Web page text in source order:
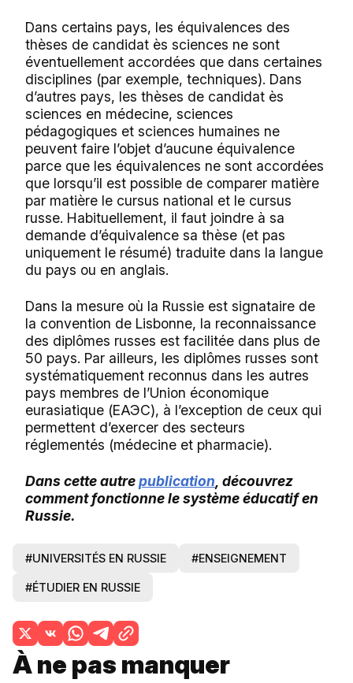
Dans certains pays, les équivalences des
thèses de candidat ès sciences ne sont
éventuellement accordées que dans certaines
disciplines (par exemple, techniques). Dans
d’autres pays, les thèses de candidat ès
sciences en médecine, sciences
pédagogiques et sciences humaines ne
peuvent faire l’objet d’aucune équivalence
parce que les équivalences ne sont accordées
que lorsqu’il est possible de comparer matière
par matière le cursus national et le cursus
russe. Habituellement, il faut joindre à sa
demande d’équivalence sa thèse (et pas
uniquement le résumé) traduite dans la langue
du pays ou en anglais.
Dans la mesure où la Russie est signataire de
la convention de Lisbonne, la reconnaissance
des diplômes russes est facilitée dans plus de
50 pays. Par ailleurs, les diplômes russes sont
systématiquement reconnus dans les autres
pays membres de l’Union économique
eurasiatique (ЕАЭС), à l’exception de ceux qui
permettent d’exercer des secteurs
réglementés (médecine et pharmacie).
Dans cette autrepublication , découvrez
comment fonctionne le système éducatif en
Russie.
#UNIVERSITÉS EN RUSSIE #ENSEIGNEMENT
#ÉTUDIER EN RUSSIE
À ne pas manquer